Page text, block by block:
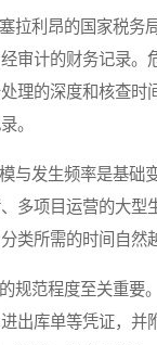
利昂的国家税务
审计的财务记录
理的深度和核查
。
发生频率是基础
多项目运营的大
类所需的时间自然
范程度至关重要。
出库单等凭证，并